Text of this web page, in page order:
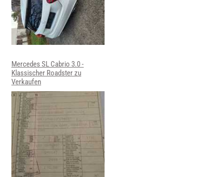
Mercedes SL Cabrio 3.0 -
Klassischer Roadster zu
Verkaufen